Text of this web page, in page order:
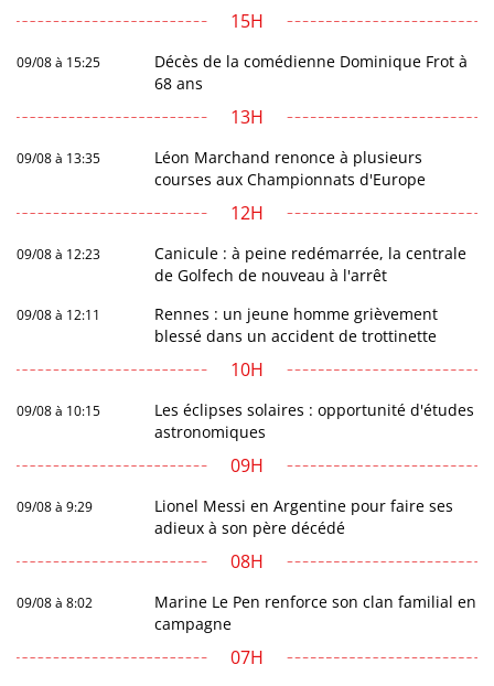
15H
09/08 à 15:25
Décès de la comédienne Dominique Frot à
68 ans
13H
09/08 à 13:35
Léon Marchand renonce à plusieurs
courses aux Championnats d'Europe
12H
09/08 à 12:23
Canicule : à peine redémarrée, la centrale
de Golfech de nouveau à l'arrêt
09/08 à 12:11
Rennes : un jeune homme grièvement
blessé dans un accident de trottinette
10H
09/08 à 10:15
Les éclipses solaires : opportunité d'études
astronomiques
09H
09/08 à 9:29
Lionel Messi en Argentine pour faire ses
adieux à son père décédé
08H
09/08 à 8:02
Marine Le Pen renforce son clan familial en
campagne
07H